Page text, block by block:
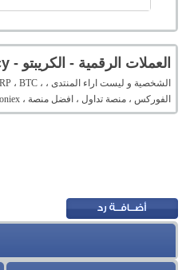
العملات الرقمية - الكريبتو - cryptocurrency , وكل ما يتعلق بها
الفوركس ، منصة تداول ، افضل منصة ، bittrex ، Binance ، Bitfinex ، Poloniex